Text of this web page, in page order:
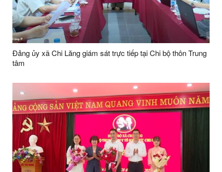
Đảng ủy xã Chi Lăng giám sát trực tiếp tại Chi bộ thôn Trung
tâm